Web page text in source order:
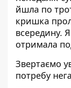
йшла по
кришка
всередину.
отримала
Звертаємо
потребу